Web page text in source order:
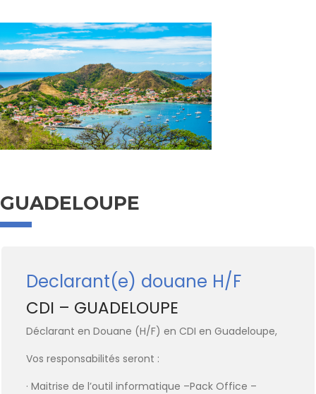
GUADELOUPE
Declarant(e) douane H/F
CDI – GUADELOUPE
Déclarant en Douane (H/F) en CDI en Guadeloupe,
Vos responsabilités seront :
· Maitrise de l’outil informatique –Pack Office –